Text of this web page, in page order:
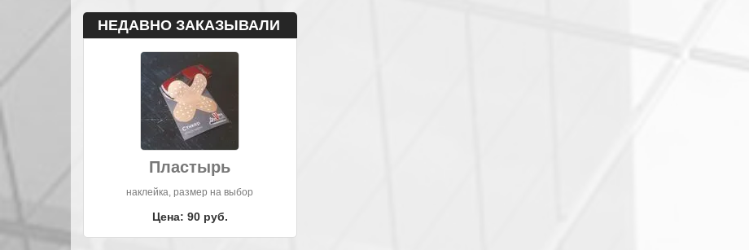
НЕДАВНО ЗАКАЗЫВАЛИ
Пластырь
наклейка, размер на выбор
Цена: 90 руб.